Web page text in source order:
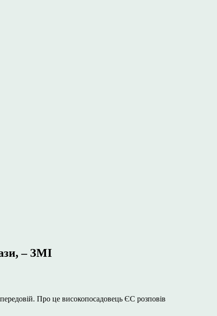
– ЗМІ
Про це високопосадовець ЄС розповів